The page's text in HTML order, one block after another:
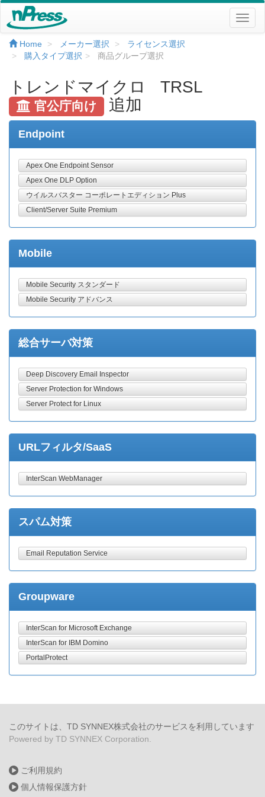
Home メーカー選択
ライセンス選択
購入タイプ選択
商品グループ選択
トレンドマイクロ TRSL
官公庁向け 追加
Endpoint
Apex One Endpoint Sensor
Apex One DLP Option
ウイルスバスター コーポレートエディション Plus
Client/Server Suite Premium
Mobile
Mobile Security スタンダード
Mobile Security アドバンス
総合サーバ対策
Deep Discovery Email Inspector
Server Protection for Windows
Server Protect for Linux
URLフィルタ/SaaS
InterScan WebManager
スパム対策
Email Reputation Service
Groupware
InterScan for Microsoft Exchange
InterScan for IBM Domino
PortalProtect
このサイトは、TD SYNNEX株式会社のサービスを利用しています
Powered by TD SYNNEX Corporation.
ご利用規約
個人情報保護方針